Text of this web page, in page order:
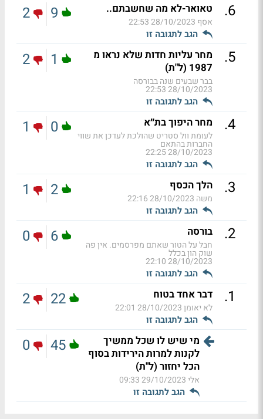
6
. טאואר-לא מה שחשבתם..
אסף 28/10/2023 22:53
הגב לתגובה זו
9
2
5
.
מחר עליות חדות שלא נראו מ
1987 (ל"ת)
בבר שבעים שנה בבורסה
28/10/2023 22:53
הגב לתגובה זו
1
2
4
. מחר היפוך בת״א
לעומת וול סטריט שהולכת לעדכן את שווי
החברות בהתאם
28/10/2023 22:25
הגב לתגובה זו
0
1
3
. הלך הכסף
משה 28/10/2023 22:16
הגב לתגובה זו
2
1
2
. בורסה
חבל על הטור שאתם מפרסמים. אין פה
שוק הון בכלל
28/10/2023 22:10
הגב לתגובה זו
6
0
1
. דבר אחד בטוח
לא יאומן28/10/2023 22:01
הגב לתגובה זו
22
2
מי שיש לו שכל ממשיך
לקנות למרות הירידות בסוף
הכל יחזור (ל"ת)
אלי29/10/2023 09:33
הגב לתגובה זו
45
0